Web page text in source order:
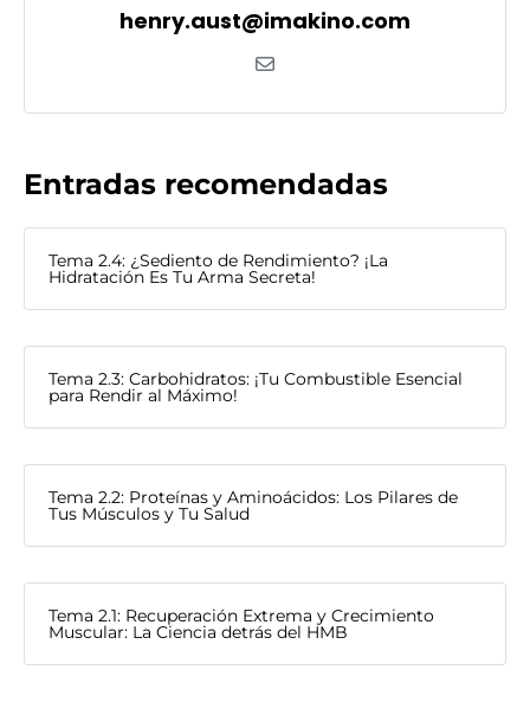
henry.aust@imakino.com
Entradas recomendadas
Tema 2.4: ¿Sediento de Rendimiento? ¡La
Hidratación Es Tu Arma Secreta!
Tema 2.3: Carbohidratos: ¡Tu Combustible Esencial
para Rendir al Máximo!
Tema 2.2: Proteínas y Aminoácidos: Los Pilares de
Tus Músculos y Tu Salud
Tema 2.1: Recuperación Extrema y Crecimiento
Muscular: La Ciencia detrás del HMB